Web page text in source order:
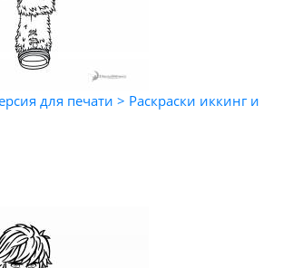
для печати > Раскраски иккинг и